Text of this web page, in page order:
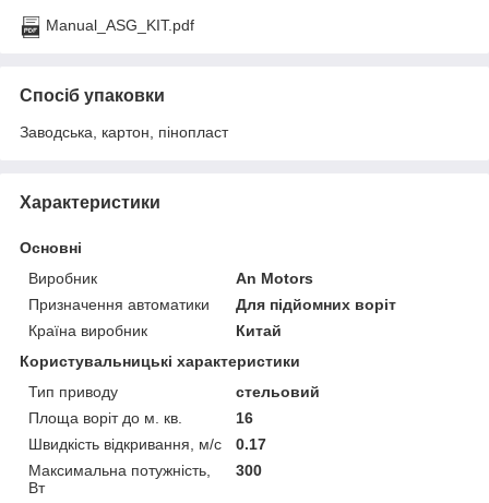
Manual_ASG_KIT.pdf
Спосіб упаковки
Заводська, картон, пінопласт
Характеристики
Основні
Виробник
An Motors
Призначення автоматики
Для підйомних воріт
Країна виробник
Китай
Користувальницькі характеристики
Тип приводу
стельовий
Площа воріт до м. кв.
16
Швидкість відкривання, м/с
0.17
Максимальна потужність,
Вт
300